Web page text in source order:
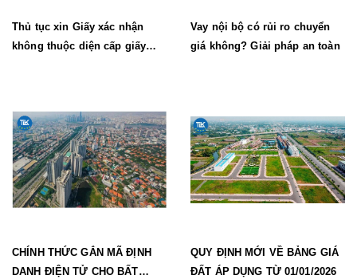
Thủ tục xin Giấy xác nhận
không thuộc diện cấp giấy
Vay nội bộ có rủi ro chuyển
giá không? Giải pháp an toàn
CHÍNH THỨC GẮN MÃ ĐỊNH
DANH ĐIỆN TỬ CHO BẤT
QUY ĐỊNH MỚI VỀ BẢNG GIÁ
ĐẤT ÁP DỤNG TỪ 01/01/2026